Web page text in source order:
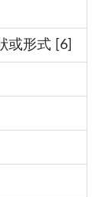
或形式 [6]